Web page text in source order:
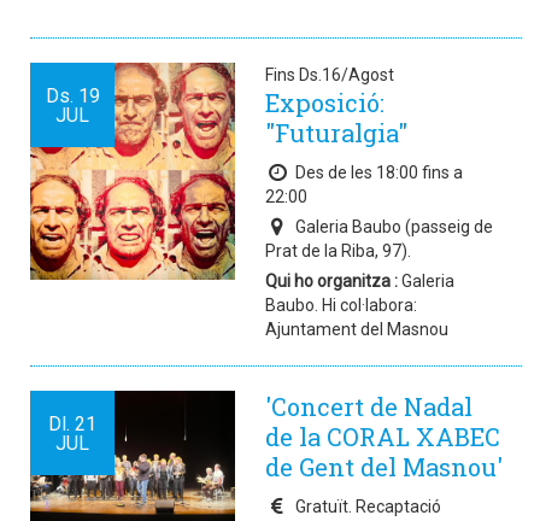
Ds. 19
JUL
Fins Ds.16/Agost
Exposició:
"Futuralgia"
Des de les 18:00 fins a
22:00
Galeria Baubo (passeig de
Prat de la Riba, 97).
Qui ho organitza :Galeria
Baubo. Hi col·labora:
Ajuntament del Masnou
Dl. 21
JUL
'Concert de Nadal
de la CORAL XABEC
de Gent del Masnou'
Gratuït. Recaptació